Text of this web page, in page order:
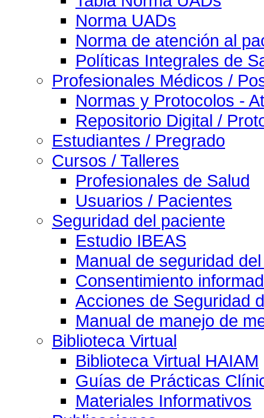
Norma UADs
Norma de atención al
Políticas Integrales de
Profesionales Médicos /
Normas y Protocolos -
Repositorio Digital /
Estudiantes / Pregrado
Cursos / Talleres
Profesionales de Salud
Usuarios / Pacientes
Seguridad del paciente
Estudio IBEAS
Manual de seguridad
Consentimiento
Acciones de Seguridad
Manual de manejo de
Biblioteca Virtual
Biblioteca Virtual HAIAM
Guías de Prácticas
Materiales Informativos